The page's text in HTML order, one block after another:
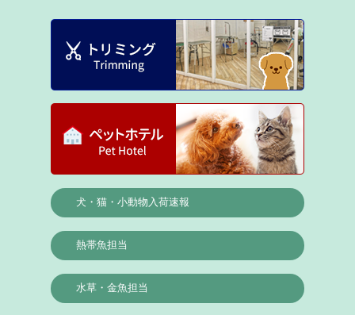
犬・猫・小動物入荷速報
熱帯魚担当
水草・金魚担当